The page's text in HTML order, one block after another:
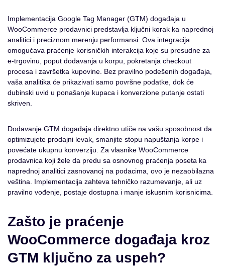
Implementacija Google Tag Manager (GTM) događaja u
WooCommerce prodavnici predstavlja ključni korak ka naprednoj
analitici i preciznom merenju performansi. Ova integracija
omogućava praćenje korisničkih interakcija koje su presudne za
e-trgovinu, poput dodavanja u korpu, pokretanja checkout
procesa i završetka kupovine. Bez pravilno podešenih događaja,
vaša analitika će prikazivati samo površne podatke, dok će
dubinski uvid u ponašanje kupaca i konverzione putanje ostati
skriven.
Dodavanje GTM događaja direktno utiče na vašu sposobnost da
optimizujete prodajni levak, smanjite stopu napuštanja korpe i
povećate ukupnu konverziju. Za vlasnike WooCommerce
prodavnica koji žele da predu sa osnovnog praćenja poseta ka
naprednoj analitici zasnovanoj na podacima, ovo je nezaobilazna
veština. Implementacija zahteva tehničko razumevanje, ali uz
pravilno vođenje, postaje dostupna i manje iskusnim korisnicima.
Zašto je praćenje
WooCommerce događaja kroz
GTM ključno za uspeh?